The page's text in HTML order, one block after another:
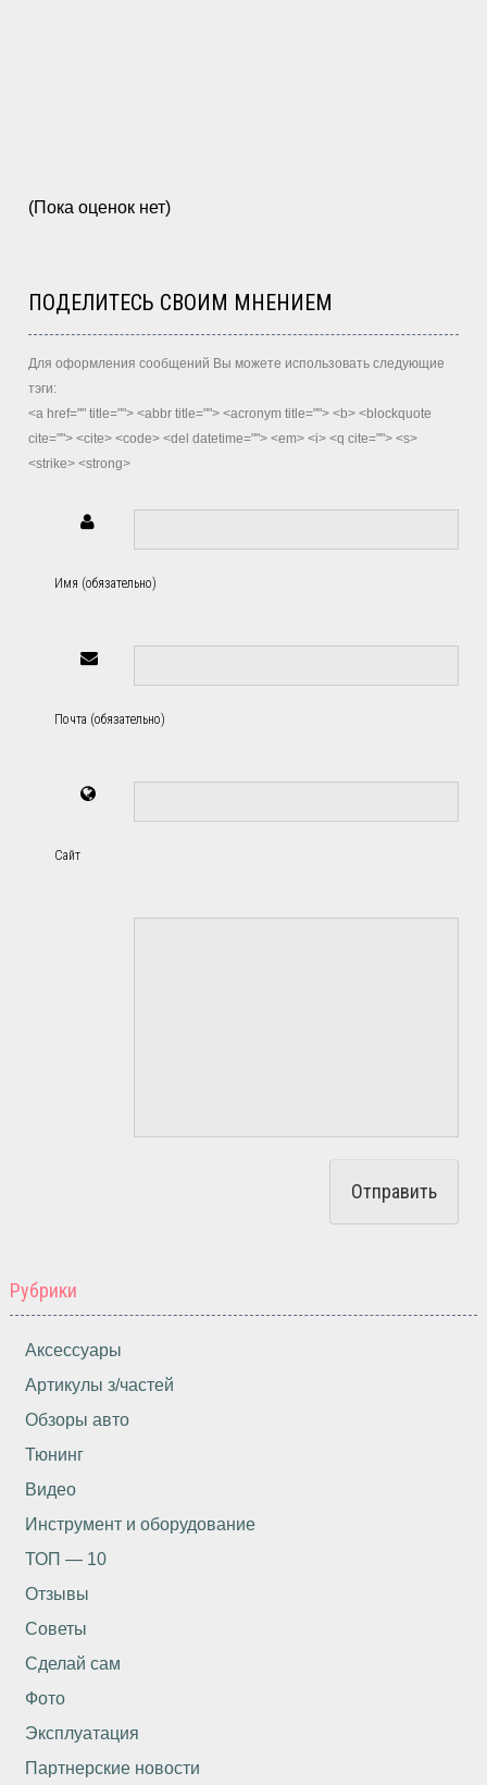
(Пока оценок нет)
ПОДЕЛИТЕСЬ СВОИМ МНЕНИЕМ
Для оформления сообщений Вы можете использовать следующие
тэги:
<a href="" title=""> <abbr title=""> <acronym title=""> <b> <blockquote
cite=""> <cite> <code> <del datetime=""> <em> <i> <q cite=""> <s>
<strike> <strong>
Имя (обязательно)
Почта (обязательно)
Сайт
Рубрики
Аксессуары
Артикулы з/частей
Обзоры авто
Тюнинг
Видео
Инструмент и оборудование
ТОП — 10
Отзывы
Советы
Сделай сам
Фото
Эксплуатация
Партнерские новости